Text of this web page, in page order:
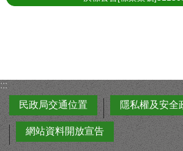
:::
民政局交通位置
隱私權及安全
網站資料開放宣告